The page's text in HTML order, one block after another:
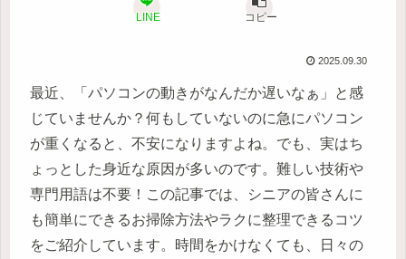
LINE コピー
2025.09.30
最近、「パソコンの動きがなんだか遅いなぁ」と感
じていませんか？何もしていないのに急にパソコン
が重くなると、不安になりますよね。でも、実はち
ょっとした身近な原因が多いのです。難しい技術や
専門用語は不要！この記事では、シニアの皆さんに
も簡単にできるお掃除方法やラクに整理できるコツ
をご紹介しています。時間をかけなくても、日々の